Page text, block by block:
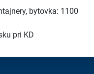
bytovka: 1100
pri KD